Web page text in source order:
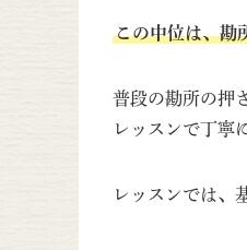
この中位は、勘
普段の勘所の押
レッスンで丁寧
レッスンでは、